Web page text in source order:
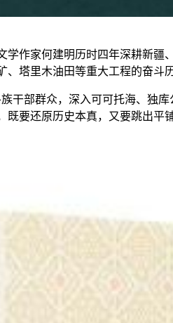
家何建明历时四年深耕新疆
塔里木油田等重大工程的奋
部群众，深入可可托海、独
要还原历史本真，又要跳出